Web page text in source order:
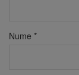
Nume *